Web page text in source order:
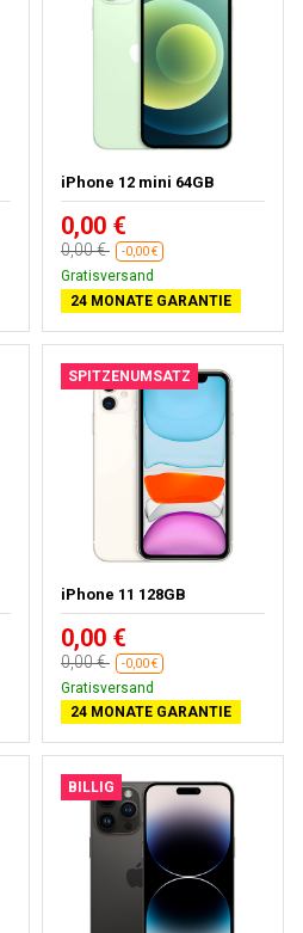
iPhone 12 mini 64GB
0,00 €
0,00 € -0,00 €
Gratisversand
24 MONATE GARANTIE
SPITZENUMSATZ
iPhone 11 128GB
0,00 €
0,00 € -0,00 €
Gratisversand
24 MONATE GARANTIE
BILLIG